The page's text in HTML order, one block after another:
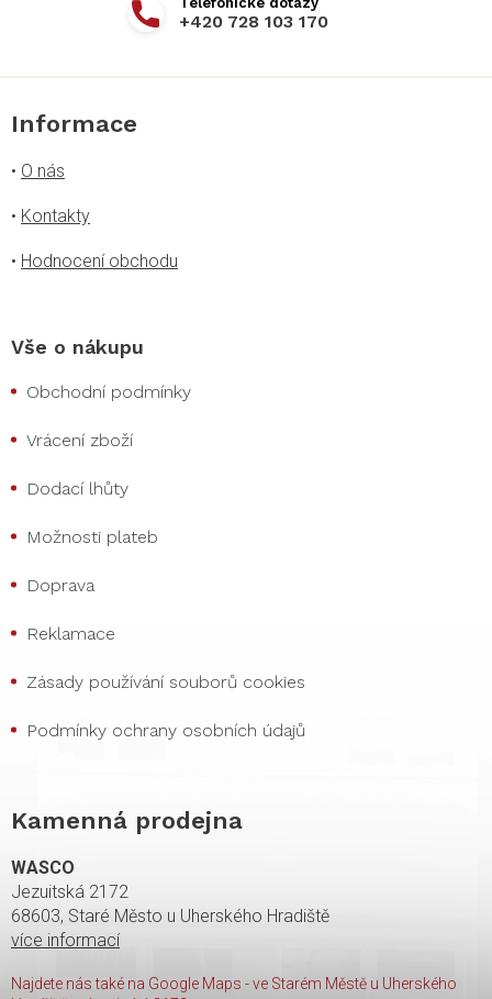
+420 728 103 170
Informace
• O nás
• Kontakty
• Hodnocení obchodu
Vše o nákupu
Obchodní podmínky
Vrácení zboží
Dodací lhůty
Možnosti plateb
Doprava
Reklamace
Zásady používání souborů cookies
Podmínky ochrany osobních údajů
Kamenná prodejna
WASCO
Jezuitská 2172
68603, Staré Město u Uherského Hradiště
více informací
Najdete nás také na Google Maps - ve Starém Městě u Uherského